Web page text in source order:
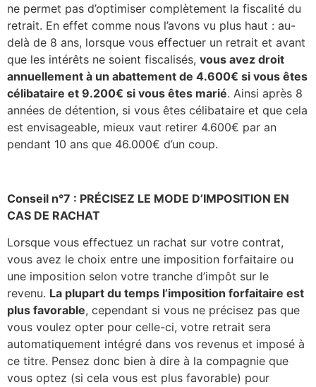
ne permet pas d’optimiser complètement la fiscalité du
retrait. En effet comme nous l’avons vu plus haut : au-
delà de 8 ans, lorsque vous effectuer un retrait et avant
que les intérêts ne soient fiscalisés, vous avez droit
annuellement à un abattement de 4.600€ si vous êtes
célibataire et 9.200€ si vous êtes marié. Ainsi après 8
années de détention, si vous êtes célibataire et que cela
est envisageable, mieux vaut retirer 4.600€ par an
pendant 10 ans que 46.000€ d’un coup.
Conseil n°7 : PRÉCISEZ LE MODE D’IMPOSITION EN
CAS DE RACHAT
Lorsque vous effectuez un rachat sur votre contrat,
vous avez le choix entre une imposition forfaitaire ou
une imposition selon votre tranche d’impôt sur le
revenu. La plupart du temps l’imposition forfaitaire est
plus favorable, cependant si vous ne précisez pas que
vous voulez opter pour celle-ci, votre retrait sera
automatiquement intégré dans vos revenus et imposé à
ce titre. Pensez donc bien à dire à la compagnie que
vous optez (si cela vous est plus favorable) pour